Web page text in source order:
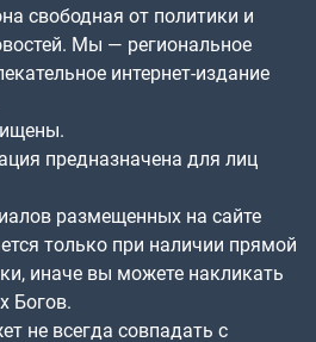
свободная от политики и
Мы — региональное
интернет-издание
предназначена для лиц
размещенных на сайте
только при наличии прямой
иначе вы можете накликать
Богов.
не всегда совпадать с